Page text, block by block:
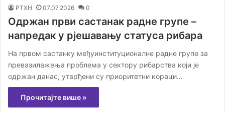
РТХН 07.07.2026 0
Одржан први састанак радне групе –
напредак у рјешавању статуса рибара
На првом састанку међуинституционалне радне групе за
превазилажења проблема у сектору рибарства који је
одржан данас, утврђени су приоритетни кораци…
Прочитајте више »